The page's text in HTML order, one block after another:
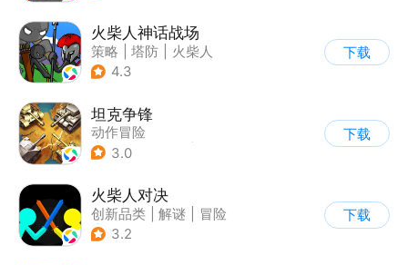
火柴人神话战场
策略 塔防
火柴人
| 休闲益智
4.3
下载
坦克争锋
动作冒险
| 第三人称射击
3.0
下载
火柴人对决
创新品类 解谜
冒险
| 挑战破纪录
3.2
下载